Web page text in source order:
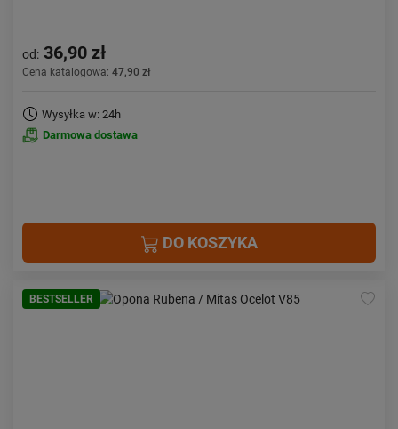
od: 36,90 zł
Cena katalogowa: 47,90 zł
Wysyłka w: 24h
Darmowa dostawa
DO KOSZYKA
BESTSELLER